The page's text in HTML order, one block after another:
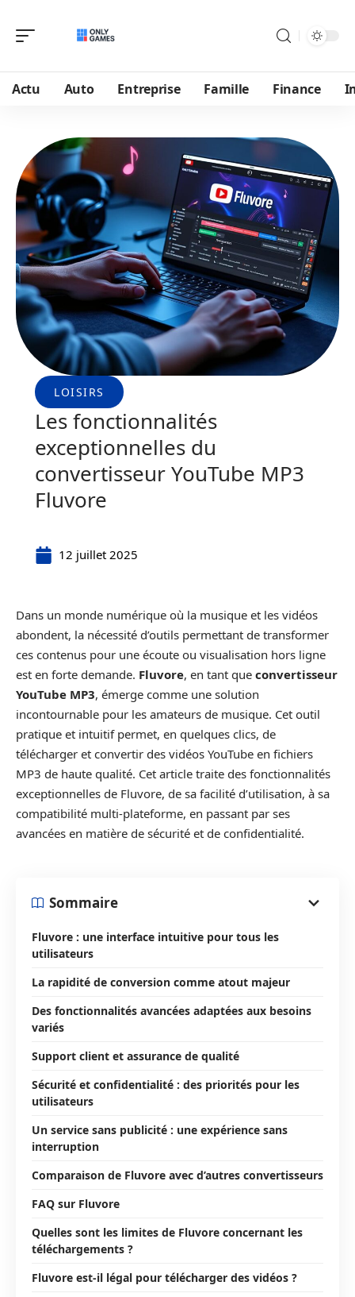
Actu Auto Entreprise Famille Finance
LOISIRS
Les fonctionnalités
exceptionnelles du
convertisseur YouTube MP3
Fluvore
12 juillet 2025
Dans un monde numérique où la musique et les vidéos
abondent, la nécessité d’outils permettant de transformer
ces contenus pour une écoute ou visualisation hors ligne
est en forte demande. Fluvore, en tant que convertisseur
YouTube MP3, émerge comme une solution
incontournable pour les amateurs de musique. Cet outil
pratique et intuitif permet, en quelques clics, de
télécharger et convertir des vidéos YouTube en fichiers
MP3 de haute qualité. Cet article traite des fonctionnalités
exceptionnelles de Fluvore, de sa facilité d’utilisation, à sa
compatibilité multi-plateforme, en passant par ses
avancées en matière de sécurité et de confidentialité.
Sommaire
Fluvore : une interface intuitive pour tous les
utilisateurs
La rapidité de conversion comme atout majeur
Des fonctionnalités avancées adaptées aux besoins
variés
Support client et assurance de qualité
Sécurité et confidentialité : des priorités pour les
utilisateurs
Un service sans publicité : une expérience sans
interruption
Comparaison de Fluvore avec d’autres convertisseurs
FAQ sur Fluvore
Quelles sont les limites de Fluvore concernant les
téléchargements ?
Fluvore est-il légal pour télécharger des vidéos ?